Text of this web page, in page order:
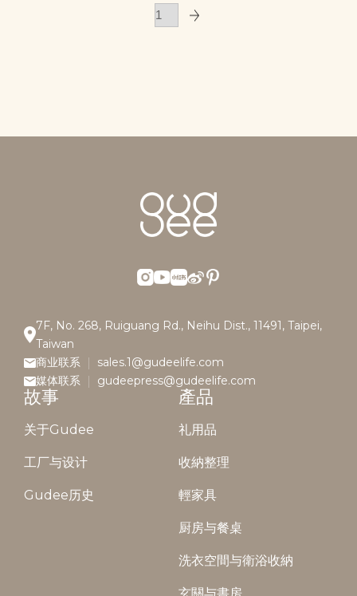
7F, No. 268, Ruiguang Rd., Neihu Dist., 11491, Taipei,
Taiwan
商业联系
sales.1@gudeelife.com
媒体联系
gudeepress@gudeelife.com
故事
关于Gudee
工厂与设计
Gudee历史
產品
礼用品
收納整理
輕家具
厨房与餐桌
洗衣空間与衛浴收納